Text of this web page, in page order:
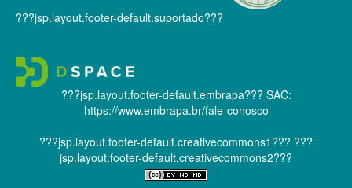
???jsp.layout.footer-default.suportado???
???jsp.layout.footer-default.embrapa??? SAC:
https://www.embrapa.br/fale-conosco
???jsp.layout.footer-default.creativecommons1??? ???
jsp.layout.footer-default.creativecommons2???